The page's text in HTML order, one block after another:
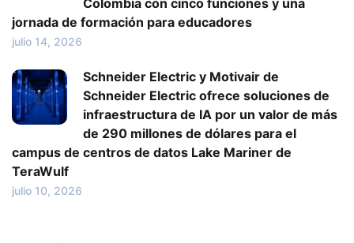
Colombia con cinco funciones y una
jornada de formación para educadores
julio 14, 2026
Schneider Electric y Motivair de
Schneider Electric ofrece soluciones de
infraestructura de IA por un valor de más
de 290 millones de dólares para el
campus de centros de datos Lake Mariner de
TeraWulf
julio 10, 2026